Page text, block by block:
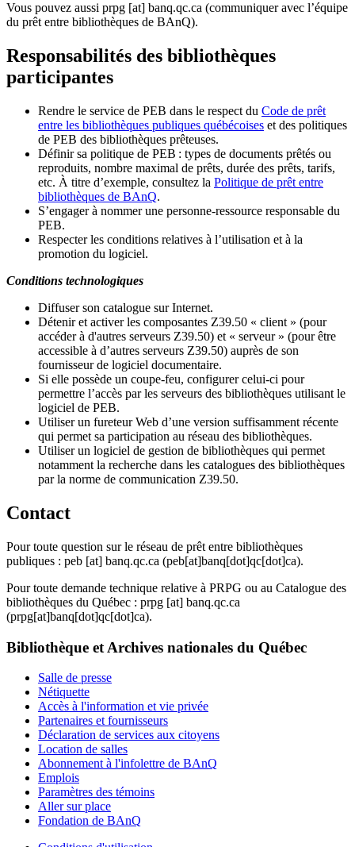
Vous pouvez aussi prpg [at] banq.qc.ca (communiquer avec l’équipe
du prêt entre bibliothèques de BAnQ).
Responsabilités des bibliothèques
participantes
Rendre le service de PEB dans le respect du Code de prêt
entre les bibliothèques publiques québécoises et des politiques
de PEB des bibliothèques prêteuses.
Définir sa politique de PEB : types de documents prêtés ou
reproduits, nombre maximal de prêts, durée des prêts, tarifs,
etc. À titre d’exemple, consultez la Politique de prêt entre
bibliothèques de BAnQ.
S’engager à nommer une personne-ressource responsable du
PEB.
Respecter les conditions relatives à l’utilisation et à la
promotion du logiciel.
Conditions technologiques
Diffuser son catalogue sur Internet.
Détenir et activer les composantes Z39.50 « client » (pour
accéder à d'autres serveurs Z39.50) et « serveur » (pour être
accessible à d’autres serveurs Z39.50) auprès de son
fournisseur de logiciel documentaire.
Si elle possède un coupe-feu, configurer celui-ci pour
permettre l’accès par les serveurs des bibliothèques utilisant le
logiciel de PEB.
Utiliser un fureteur Web d’une version suffisamment récente
qui permet sa participation au réseau des bibliothèques.
Utiliser un logiciel de gestion de bibliothèques qui permet
notamment la recherche dans les catalogues des bibliothèques
par la norme de communication Z39.50.
Contact
Pour toute question sur le réseau de prêt entre bibliothèques
publiques : peb [at] banq.qc.ca (peb[at]banq[dot]qc[dot]ca).
Pour toute demande technique relative à PRPG ou au Catalogue des
bibliothèques du Québec : prpg [at] banq.qc.ca
(prpg[at]banq[dot]qc[dot]ca).
Bibliothèque et Archives nationales du Québec
Salle de presse
Nétiquette
Accès à l'information et vie privée
Partenaires et fournisseurs
Déclaration de services aux citoyens
Location de salles
Abonnement à l'infolettre de BAnQ
Emplois
Paramètres des témoins
Aller sur place
Fondation de BAnQ